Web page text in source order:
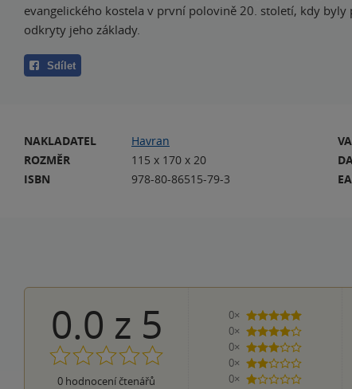
evangelického kostela v první polovině 20. století, kdy byly
odkryty jeho základy.
Sdílet
NAKLADATEL
Havran
ROZMĚR
115 x 170 x 20
ISBN
978-80-86515-79-3
0.0 z 5
0 hodnocení čtenářů
0×
5 hvězdiček
0×
4 hvězdičky
0×
3 hvězdičky
0×
2 hvězdičky
0×
1 hvezdička